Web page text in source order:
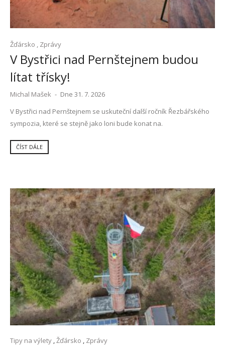
Žďársko Zprávy
V Bystřici nad Pernštejnem budou
lítat třísky!
Michal Mašek - Dne 31. 7. 2026
V Bystřici nad Pernštejnem se uskuteční další ročník Řezbářského
sympozia, které se stejně jako loni bude konat na.
ČÍST DÁLE
Tipy na výlety Žďársko Zprávy